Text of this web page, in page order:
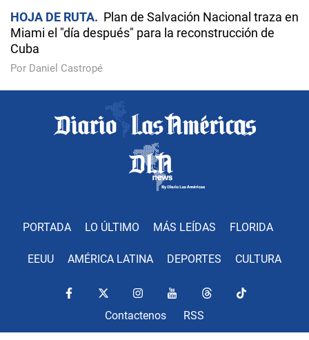
HOJA DE RUTA
Plan de Salvación Nacional traza en
Miami el "día después" para la reconstrucción de
Cuba
Por Daniel Castropé
PORTADA LO ÚLTIMO MÁS LEÍDAS FLORIDA
EEUU AMÉRICA LATINA DEPORTES CULTURA
Contactenos RSS